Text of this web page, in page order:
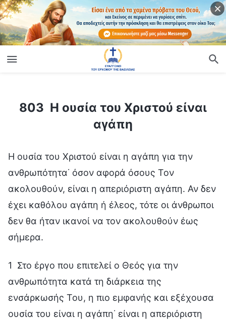
803 Η ουσία του Χριστού είναι αγάπη
803 Η ουσία του Χριστού είναι
αγάπη
Η ουσία του Χριστού είναι η αγάπη για την
ανθρωπότητα˙ όσον αφορά όσους Τον
ακολουθούν, είναι η απεριόριστη αγάπη. Αν δεν
έχει καθόλου αγάπη ή έλεος, τότε οι άνθρωποι
δεν θα ήταν ικανοί να τον ακολουθούν έως
σήμερα.
1 Στο έργο που επιτελεί ο Θεός για την
ανθρωπότητα κατά τη διάρκεια της
ενσάρκωσής Του, η πιο εμφανής και εξέχουσα
ουσία του είναι η αγάπη˙ είναι η απεριόριστη